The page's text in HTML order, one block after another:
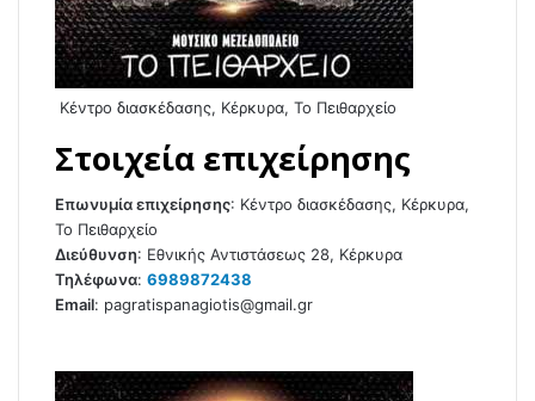
Κέντρο διασκέδασης, Κέρκυρα, Το Πειθαρχείο
Στοιχεία επιχείρησης
Επωνυμία επιχείρησης: Κέντρο διασκέδασης, Κέρκυρα,
Το Πειθαρχείο
Διεύθυνση: Εθνικής Αντιστάσεως 28, Κέρκυρα
Τηλέφωνα: 6989872438
Email: pagratispanagiotis@gmail.gr